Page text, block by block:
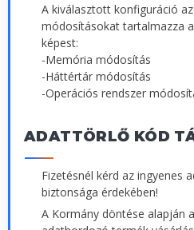
A kiválasztott konfiguráció
módosításokat tartalmazza
képest:
-Memória módosítás
-Háttértár módosítás
-Operációs rendszer
ADATTÖRLŐ KÓD
Fizetésnél kérd az ingyenes
biztonsága érdekében!
A Kormány döntése alapján